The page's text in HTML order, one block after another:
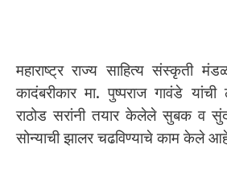
महाराष्ट्र राज्य साहित्य संस्कृती
कादंबरीकार मा. पुष्पराज गावंडे
राठोड सरांनी तयार केलेले सुबक व
सोन्याची झालर चढविण्याचे काम केले